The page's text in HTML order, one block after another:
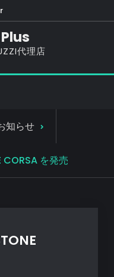
代理店
知らせ
CORSA を発売